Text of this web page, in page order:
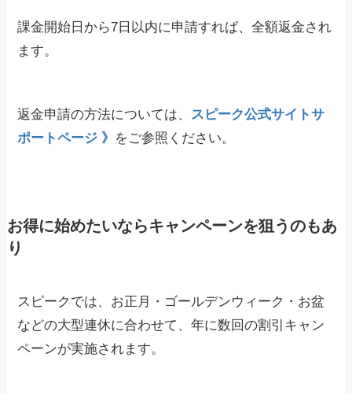
課金開始日から7日以内に申請すれば、全額返金され
ます。
返金申請の方法については、 スピーク公式サイトサ
ポートページ 》 をご参照ください。
お得に始めたいならキャンペーンを狙うのもあ
り
スピークでは、お正月・ゴールデンウィーク・お盆
などの大型連休に合わせて、年に数回の割引キャン
ペーンが実施されます。